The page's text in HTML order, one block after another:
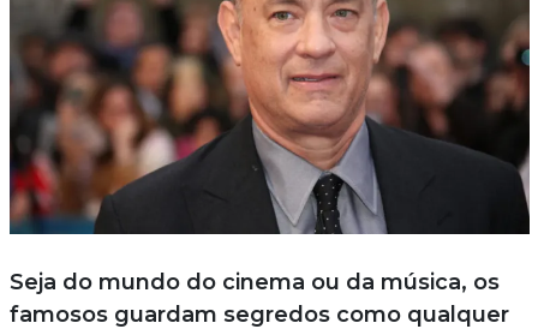
Seja do mundo do cinema ou da música, os
famosos guardam segredos como qualquer